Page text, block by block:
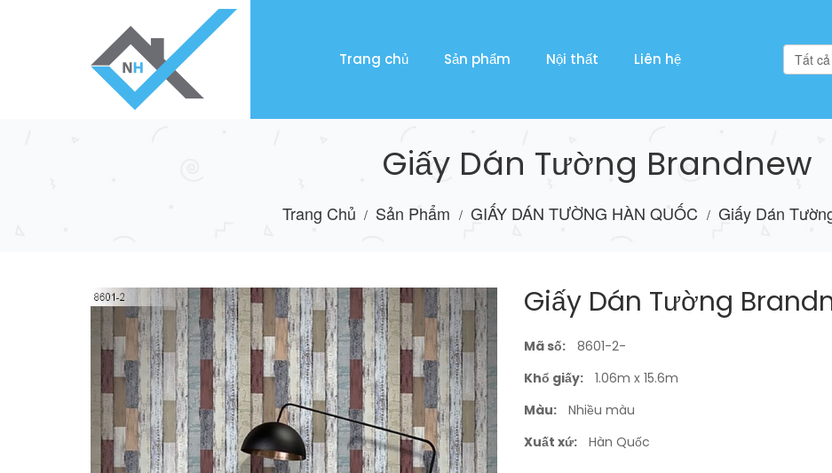
Trang chủ Sản phẩm Nội thất Liên hệ Tất cả
Giấy Dán Tường Brandnew
Trang Chủ / Sản Phẩm / GIẤY DÁN TƯỜNG HÀN QUỐC / Giấy Dán
Giấy Dán Tường
Mã số:
8601-2-
Khổ giấy:
1.06m x 15.6m
Màu:
Nhiều màu
Xuất xứ:
Hàn Quốc